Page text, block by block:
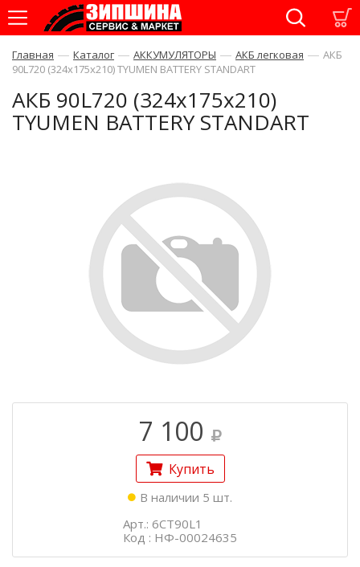
Главная — Каталог — АККУМУЛЯТОРЫ — АКБ легковая — АКБ
90L720 (324х175х210) TYUMEN BATTERY STANDART
АКБ 90L720 (324х175х210)
TYUMEN BATTERY STANDART
7 100
Купить
В наличии 5 шт.
Арт.: 6CT90L1
Код : НФ-00024635